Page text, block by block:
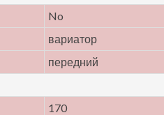
No
вариатор
передний
170